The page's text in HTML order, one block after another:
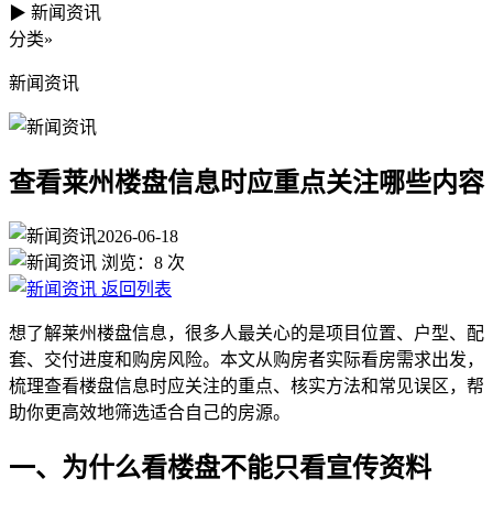
查看莱州楼盘信息时应重点关
▶ 新闻资讯
分类»
新闻资讯
查看莱州楼盘信息时应重点关注哪些内容
2026-06-18
浏览： 8 次
返回列表
想了解莱州楼盘信息，很多人最关心的是项目位置、户型、配
套、交付进度和购房风险。本文从购房者实际看房需求出发，
梳理查看楼盘信息时应关注的重点、核实方法和常见误区，帮
助你更高效地筛选适合自己的房源。
一、为什么看楼盘不能只看宣传资料